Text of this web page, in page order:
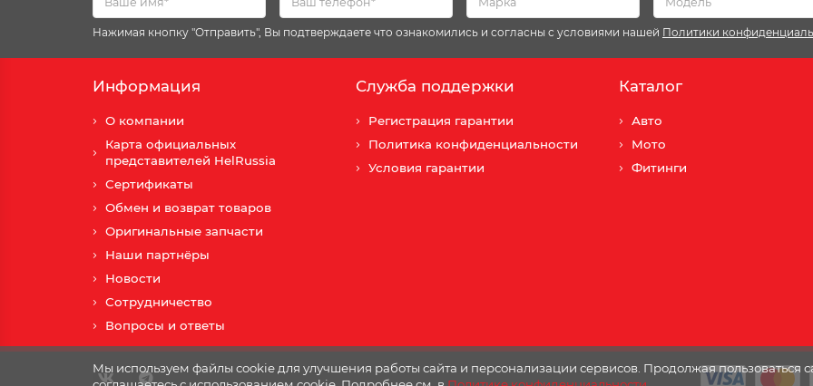
Мы используем файлы cookie для улучшения работы сайта и персонализации сервисов. Продолжая пользоваться
Нажимая кнопку "Отправить", Вы подтверждаете что ознакомились и согласны с условиями нашей Политики
Информация
О компании
Карта официальных
представителей HelRussia
Сертификаты
Обмен и возврат товаров
Оригинальные запчасти
Наши партнёры
Новости
Сотрудничество
Вопросы и ответы
Служба поддержки
Регистрация гарантии
Политика конфиденциальности
Условия гарантии
Каталог
Авто
Мото
Фитинги